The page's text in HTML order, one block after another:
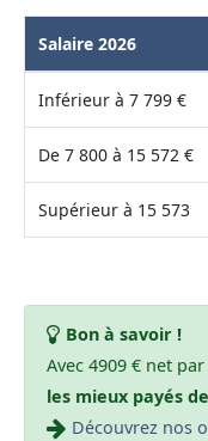
Salaire 2026
Inférieur à 7 799 €
De 7 800 à 15 572 €
Supérieur à 15 573
Bon à savoir !
Avec 4909 € net
les mieux payés
Découvrez nos